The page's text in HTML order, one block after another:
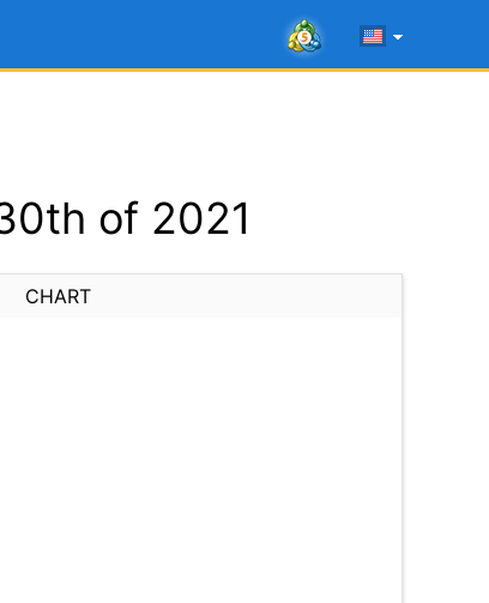
of 2021
CHART